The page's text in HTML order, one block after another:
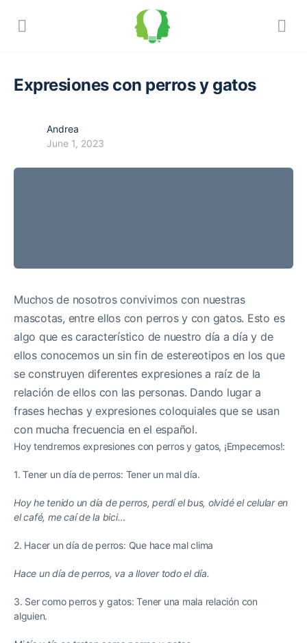
Expresiones con perros y gatos
Andrea
June 1, 2023
Muchos de nosotros convivimos con nuestras
mascotas, entre ellos con perros y con gatos. Esto es
algo que es característico de nuestro día a día y de
ellos conocemos un sin fin de estereotipos en los que
se construyen diferentes expresiones a raíz de la
relación de ellos con las personas. Dando lugar a
frases hechas y expresiones coloquiales que se usan
con mucha frecuencia en el español.
Hoy tendremos expresiones con perros y gatos, ¡Empecemos!:
1. Tener un día de perros: Tener un mal día.
Hoy he tenido un día de perros, perdí el bus, olvidé el celular en
el café, me caí de la bici…
2. Hacer un día de perros: Que hace mal clima
Hace un día de perros, va a llover todo el día.
3. Ser como perros y gatos: Tener una mala relación con
alguien.